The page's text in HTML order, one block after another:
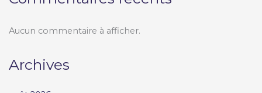
Aucun commentaire à afficher.
Archives